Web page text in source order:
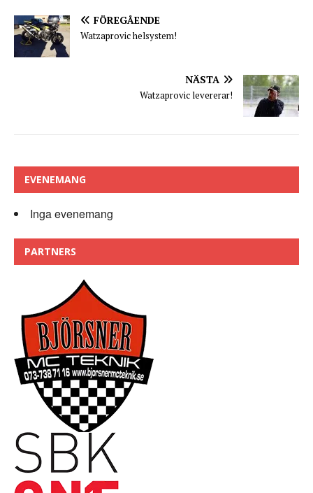
FÖREGÅENDE
Watzaprovic helsystem!
NÄSTA
Watzaprovic levererar!
EVENEMANG
Inga evenemang
PARTNERS